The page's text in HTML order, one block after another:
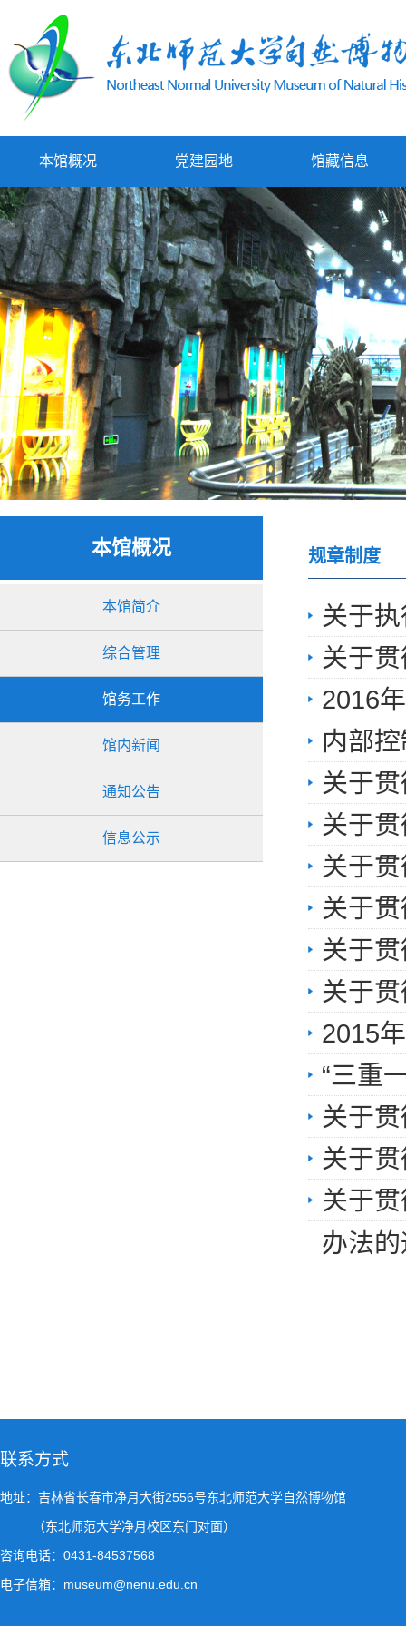
本馆概况 党建园地 馆藏信息
本馆概况
本馆简介
综合管理
馆务工作
馆内新闻
通知公告
信息公示
规章制度
关于
关于
2016
内部
关于
关于
关于
关于
关于
关于
2015
“三重
关于
关于
关于
办法
联系方式
地址：吉林省长春市净月大街2556号东北师范大学自然博物馆
（东北师范大学净月校区东门对面）
咨询电话：0431-84537568
电子信箱：museum@nenu.edu.cn